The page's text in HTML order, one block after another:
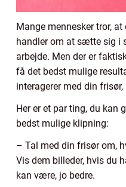
Mange mennesker tror,
handler om at sætte sig i
arbejde. Men der er
få det bedst mulige
interagerer med din
Her er et par ting, du kan
bedst mulige klipning:
– Tal med din frisør om,
Vis dem billeder, hvis du
kan være, jo bedre.